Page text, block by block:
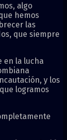
algo
hemos
las
que siempre
en la lucha
y los
logramos